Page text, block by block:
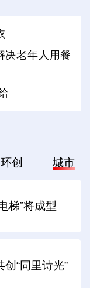
决老年人用餐
环创 城市
梯”将成型
“同里诗光”